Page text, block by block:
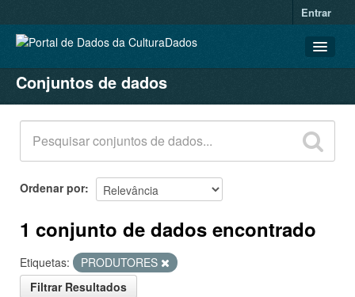
Entrar
CONJUNTOS DE DADOS
ORGANIZAÇÕES
GRUPOS
SOBRE
Conjuntos de dados
Ordenar por
1 conjunto de dados encontrado
Etiquetas:
PRODUTORES
Filtrar Resultados